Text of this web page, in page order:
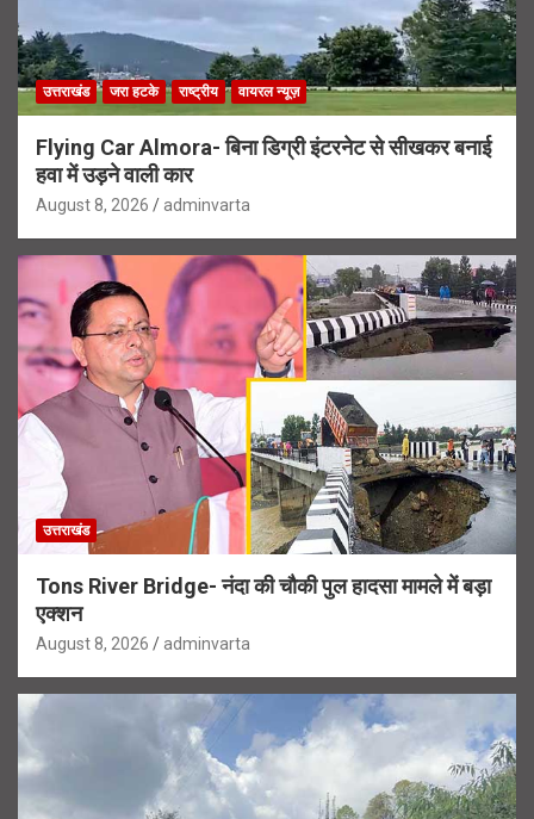
उत्तराखंड जरा हटके राष्ट्रीय वायरल न्यूज़
Flying Car Almora- बिना डिग्री इंटरनेट से सीखकर बनाई
हवा में उड़ने वाली कार
August 8, 2026 adminvarta
उत्तराखंड
Tons River Bridge- नंदा की चौकी पुल हादसा मामले में बड़ा
एक्शन
August 8, 2026 adminvarta